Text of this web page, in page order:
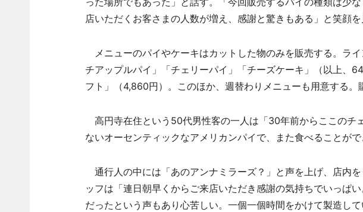
店いただくお客さまの人数が増え、感謝と驚きもある」と笑顔を
メニューのパイやケーキはカットした物のみを販売する。ラ
チアップルパイ」「チェリーパイ」「チーズケーキ」（以上、
フト」（4,860円）。このほか、週替わりメニューも用意する。
高円寺在住という50代男性客の一人は「30年前からここのチ
ないオーセンティックなアメリカンパイで、また食べることがで
通行人の中には「あのアンナミラーズ？」と声を上げ、店内
ッフは「連日朝早くからご来店いただき感謝の気持ちでいっぱ
だったという声もあり心苦しい。一個一個時間をかけて製造し